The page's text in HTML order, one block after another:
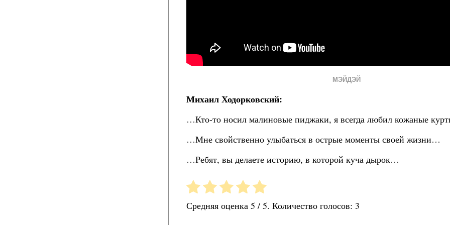
МЭЙДЭЙ
Михаил Ходорковский:
…Кто-то носил малиновые пиджаки, я всегда любил кожаные
…Мне свойственно улыбаться в острые моменты своей жизни…
…Ребят, вы делаете историю, в которой куча дырок…
Средняя оценка5 / 5. Количество голосов: 3